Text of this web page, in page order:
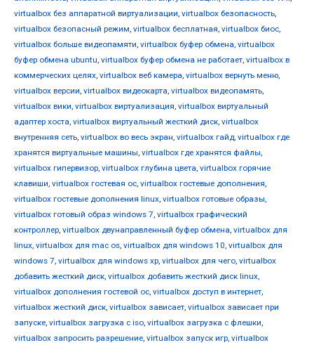
virtualbox без аппаратной виртуализации, virtualbox безопасность,
virtualbox безопасный режим, virtualbox бесплатная, virtualbox биос,
virtualbox больше видеопамяти, virtualbox буфер обмена, virtualbox
буфер обмена ubuntu, virtualbox буфер обмена не работает, virtualbox в
коммерческих целях, virtualbox веб камера, virtualbox вернуть меню,
virtualbox версии, virtualbox видеокарта, virtualbox видеопамять,
virtualbox вики, virtualbox виртуализация, virtualbox виртуальный
адаптер хоста, virtualbox виртуальный жесткий диск, virtualbox
внутренняя сеть, virtualbox во весь экран, virtualbox гайд, virtualbox где
хранятся виртуальные машины, virtualbox где хранятся файлы,
virtualbox гипервизор, virtualbox глубина цвета, virtualbox горячие
клавиши, virtualbox гостевая ос, virtualbox гостевые дополнения,
virtualbox гостевые дополнения linux, virtualbox готовые образы,
virtualbox готовый образ windows 7, virtualbox графический
контроллер, virtualbox двунаправленный буфер обмена, virtualbox для
linux, virtualbox для mac os, virtualbox для windows 10, virtualbox для
windows 7, virtualbox для windows xp, virtualbox для чего, virtualbox
добавить жесткий диск, virtualbox добавить жесткий диск linux,
virtualbox дополнения гостевой ос, virtualbox доступ в интернет,
virtualbox жесткий диск, virtualbox зависает, virtualbox зависает при
запуске, virtualbox загрузка с iso, virtualbox загрузка с флешки,
virtualbox запросить разрешение, virtualbox запуск игр, virtualbox